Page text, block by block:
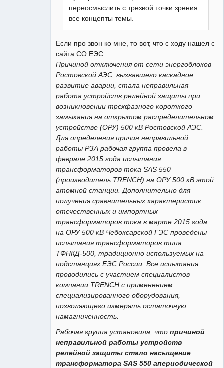
переосмыслить с трезвой точки зрения
все концепты темы.
Если про звон ко мне, то вот, что с ходу нашел с
сайта СО ЕЭС
Причиной отключения от сети энергоблоков
Ростовской АЭС, вызвавшего каскадное
развитие аварии, стала неправильная
работа устройств релейной защиты при
возникновении трехфазного короткого
замыкания на открытом распределительном
устройстве (ОРУ) 500 кВ Ростовской АЭС.
Для определения причин неправильной
работы РЗА рабочая группа провела в
феврале 2015 года испытания
трансформаторов тока SAS 550
(производитель TRENCH) на ОРУ 500 кВ этой
атомной станции. Дополнительно для
получения сравнительных характеристик
отечественных и импортных
трансформаторов тока в марте 2015 года
на ОРУ 500 кВ Чебоксарской ГЭС проведены
испытания трансформаторов типа
ТФНКД-500, традиционно используемых на
подстанциях ЕЭС России. Все испытания
проводились с участием специалистов
компании TRENCH с применением
специализированного оборудования,
позволяющего измерять остаточную
намагниченность.
Рабочая группа установила, что причиной
неправильной работы устройств
релейной защиты стало насыщение
трансформатора SAS 550 апериодической